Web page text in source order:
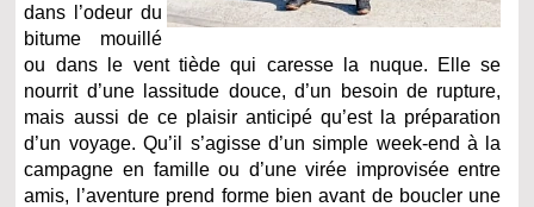
dans l’odeur du
bitume mouillé
ou dans le vent tiède qui caresse la nuque. Elle se
nourrit d’une lassitude douce, d’un besoin de rupture,
mais aussi de ce plaisir anticipé qu’est la préparation
d’un voyage. Qu’il s’agisse d’un simple week-end à la
campagne en famille ou d’une virée improvisée entre
amis, l’aventure prend forme bien avant de boucler une